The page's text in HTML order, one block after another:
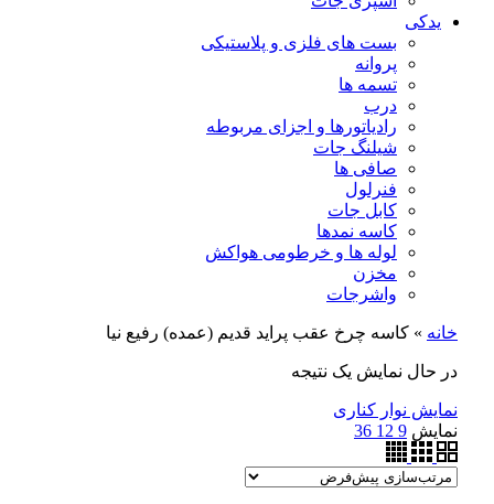
یدکی
بست های فلزی و پلاستیکی
پروانه
تسمه ها
درب
رادیاتورها و اجزای مربوطه
شیلنگ جات
صافی ها
فنرلول
کابل جات
کاسه نمدها
لوله ها و خرطومی هواکش
مخزن
واشرجات
خانه » کاسه چرخ عقب پراید قدیم (عمده) رفیع نیا
در حال نمایش یک نتیجه
نمایش نوار کناری
نمایش 9
12
36